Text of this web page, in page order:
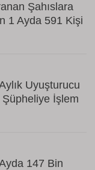
Şahıslara
1 Ayda 591 Kişi
Uyuşturucu
İşlem
147 Bin